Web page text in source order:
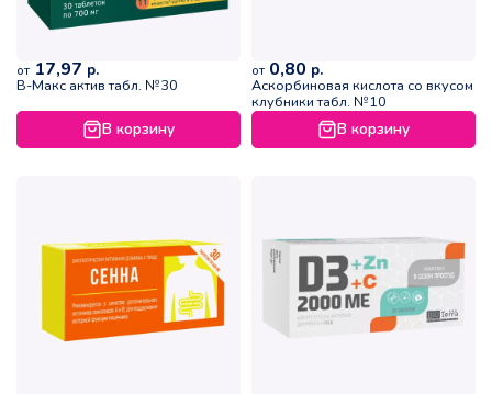
от 17,97 р.
В-Макс актив табл. №30
В корзину
от 0,80 р.
Аскорбиновая кислота со вкусом
клубники табл. №10
В корзину